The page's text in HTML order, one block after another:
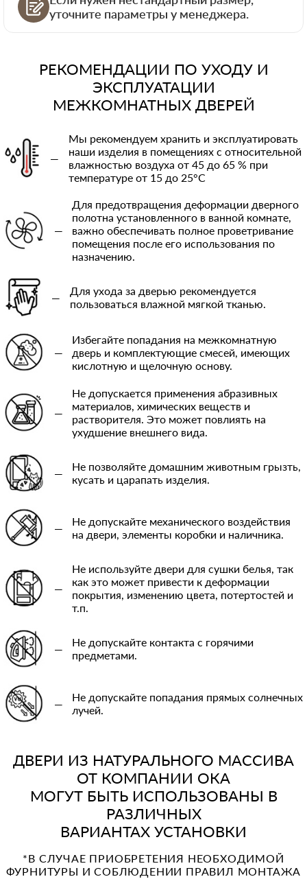
уточните параметры у менеджера.
РЕКОМЕНДАЦИИ ПО УХОДУ И
ЭКСПЛУАТАЦИИ
МЕЖКОМНАТНЫХ ДВЕРЕЙ
—
Мы рекомендуем хранить и эксплуатировать
наши изделия в помещениях с относительной
влажностью воздуха от 45 до 65 % при
температуре от 15 до 25°C
—
Для предотвращения деформации дверного
полотна установленного в ванной комнате,
важно обеспечивать полное проветривание
помещения после его использования по
назначению.
—
Для ухода за дверью рекомендуется
пользоваться влажной мягкой тканью.
—
Избегайте попадания на межкомнатную
дверь и комплектующие смесей, имеющих
кислотную и щелочную основу.
—
Не допускается применения абразивных
материалов, химических веществ и
растворителя. Это может повлиять на
ухудшение внешнего вида.
—
Не позволяйте домашним животным грызть,
кусать и царапать изделия.
—
Не допускайте механического воздействия
на двери, элементы коробки и наличника.
—
Не используйте двери для сушки белья, так
как это может привести к деформации
покрытия, изменению цвета, потертостей и
т.п.
—
Не допускайте контакта с горячими
предметами.
—
Не допускайте попадания прямых солнечных
лучей.
ДВЕРИ ИЗ НАТУРАЛЬНОГО МАССИВА
ОТ КОМПАНИИ ОКА
МОГУТ БЫТЬ ИСПОЛЬЗОВАНЫ В
РАЗЛИЧНЫХ
ВАРИАНТАХ УСТАНОВКИ
*В СЛУЧАЕ ПРИОБРЕТЕНИЯ НЕОБХОДИМОЙ
ФУРНИТУРЫ И СОБЛЮДЕНИИ ПРАВИЛ МОНТАЖА